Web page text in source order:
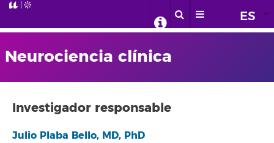
ES
Neurociencia clínica
Investigador responsable
Julio Plaba Bello, MD, PhD